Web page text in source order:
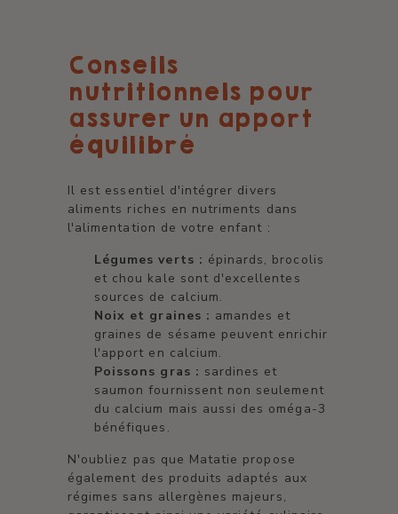
Conseils
nutritionnels pour
assurer un apport
équilibré
Il est essentiel d'intégrer divers
aliments riches en nutriments dans
l'alimentation de votre enfant :
Légumes verts : épinards, brocolis
et chou kale sont d'excellentes
sources de calcium.
Noix et graines : amandes et
graines de sésame peuvent enrichir
l'apport en calcium.
Poissons gras : sardines et
saumon fournissent non seulement
du calcium mais aussi des oméga-3
bénéfiques.
N'oubliez pas que Matatie propose
également des produits adaptés aux
régimes sans allergènes majeurs,